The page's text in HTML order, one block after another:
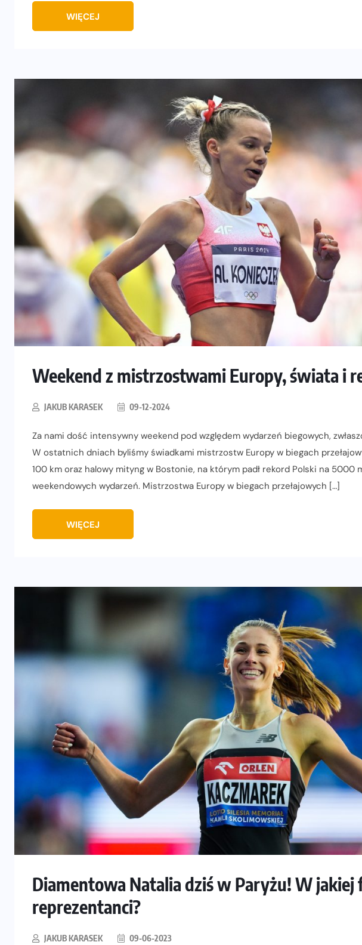
WIĘCEJ
Weekend z mistrzostwami Europy, świata i
JAKUB KARASEK 09-12-2024
Za nami dość intensywny weekend pod względem wydarzeń biegowych,
W ostatnich dniach byliśmy świadkami mistrzostw Europy w biegach
100 km oraz halowy mityng w Bostonie, na którym padł rekord Polski na 5000
weekendowych wydarzeń. Mistrzostwa Europy w biegach przełajowych […]
WIĘCEJ
Diamentowa Natalia dziś w Paryżu! W jakiej
reprezentanci?
JAKUB KARASEK 09-06-2023